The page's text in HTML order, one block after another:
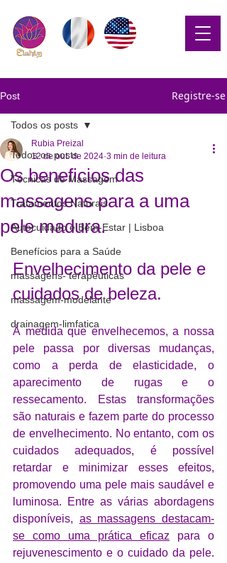
Post Registre-se
Todos os posts
Técnicas de Massagem
Tratamentos Naturais
Autocuidado e Bem-Estar | Lisboa
Benefícios para a Saúde
massagens- terapêuticas
massagem-modelante
drainagem-limfatica
Todos os posts
Os beneficios das
massagens para a uma
pele madura.
Rubia Preizal
12 de out. de 2024 3 min de leitura
Envelhecimento da pele e
cuidados de beleza.
À medida que envelhecemos, a nossa
pele passa por diversas mudanças,
como a perda de elasticidade, o
aparecimento de rugas e o
ressecamento. Estas transformações
são naturais e fazem parte do processo
de envelhecimento. No entanto, com os
cuidados adequados, é possível
retardar e minimizar esses efeitos,
promovendo uma pele mais saudável e
luminosa. Entre as várias abordagens
disponíveis, as massagens destacam-
se como uma prática eficaz para o
rejuvenescimento e o cuidado da pele.